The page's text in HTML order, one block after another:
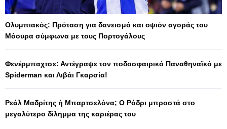
Ολυμπιακός: Πρόταση για δανεισμό και οψιόν αγοράς του
Μόουρα σύμφωνα με τους Πορτογάλους
Φενέρμπαχτσε: Αντέγραψε τον ποδοσφαιρικό Παναθηναϊκό με
Spiderman και Λιβάι Γκαρσία!
Ρεάλ Μαδρίτης ή Μπαρτσελόνα; Ο Ρόδρι μπροστά στο
μεγαλύτερο δίλημμα της καριέρας του